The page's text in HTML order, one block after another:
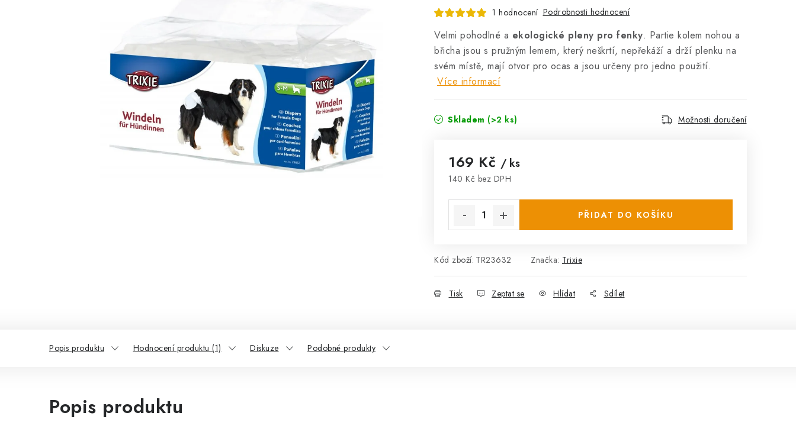
1 hodnocení Podrobnosti hodnocení
Velmi pohodlné a ekologické pleny pro fenky. Partie kolem nohou a
břicha jsou s pružným lemem, který neškrtí, nepřekáží a drží plenku na
svém místě, mají otvor pro ocas a jsou určeny pro jedno použití.
Více informací
Skladem (>2 ks) Možnosti doručení
169 Kč / ks
140 Kč bez DPH
PŘIDAT DO KOŠÍKU
Kód zboží: TR23632 Značka: Trixie
Tisk Zeptat se Hlídat Sdílet
Popis produktu Hodnocení produktu (1) Diskuze Podobné produkty
Popis produktu